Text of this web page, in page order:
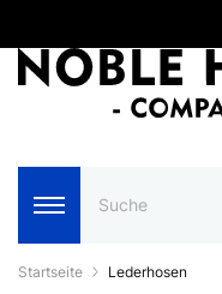
Startseite Lederhosen